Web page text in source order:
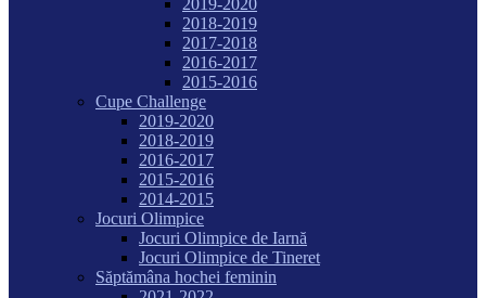
2019-2020
2018-2019
2017-2018
2016-2017
2015-2016
Cupe Challenge
2019-2020
2018-2019
2016-2017
2015-2016
2014-2015
Jocuri Olimpice
Jocuri Olimpice de Iarnă
Jocuri Olimpice de Tineret
Săptămâna hochei feminin